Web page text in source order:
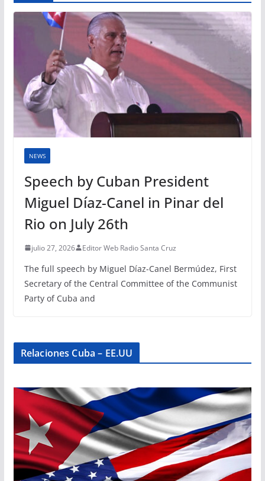
NEWS
Speech by Cuban President
Miguel Díaz-Canel in Pinar del
Rio on July 26th
julio 27, 2026 Editor Web Radio Santa Cruz
The full speech by Miguel Díaz-Canel Bermúdez, First
Secretary of the Central Committee of the Communist
Party of Cuba and
Relaciones Cuba – EE.UU